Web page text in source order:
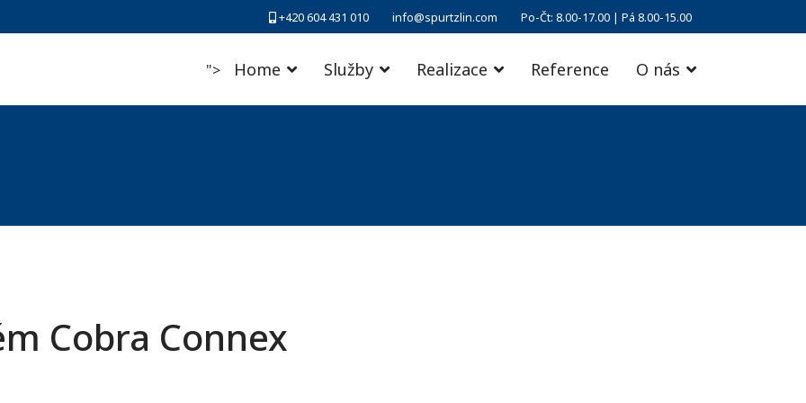
+420 604 431 010 info@spurtzlin.com Po-Čt: 8.00-17.00 | Pá 8.00-15.00
"> Home Služby Realizace Reference O nás
Cobra Connex